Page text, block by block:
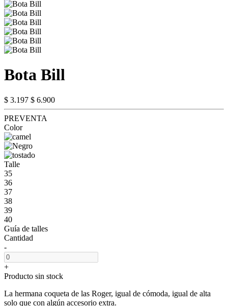
Bota Bill
$ 3.197 $ 6.900
PREVENTA
Color
Talle
35
36
37
38
39
40
Guía de talles
Cantidad
-
+
Producto sin stock
La hermana coqueta de las Roger, igual de cómoda, igual de alta
solo que con algún accesorio extra.